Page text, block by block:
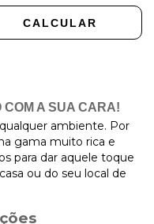
CALCULAR
COM A SUA CARA!
ambiente. Por
gama muito rica e
para dar aquele toque
ou do seu local de